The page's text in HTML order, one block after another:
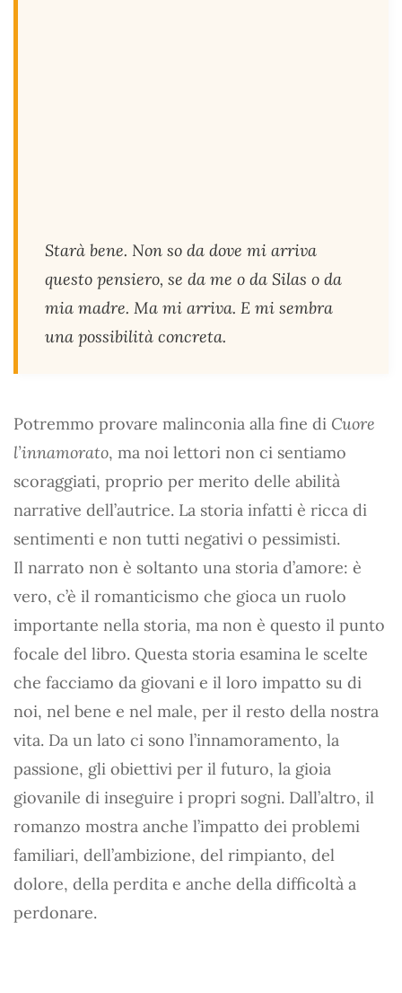
Starà bene. Non so da dove mi arriva
questo pensiero, se da me o da Silas o da
mia madre. Ma mi arriva. E mi sembra
una possibilità concreta.
Potremmo provare malinconia alla fine di Cuore
l’innamorato, ma noi lettori non ci sentiamo
scoraggiati, proprio per merito delle abilità
narrative dell’autrice. La storia infatti è ricca di
sentimenti e non tutti negativi o pessimisti.
Il narrato non è soltanto una storia d’amore: è
vero, c’è il romanticismo che gioca un ruolo
importante nella storia, ma non è questo il punto
focale del libro. Questa storia esamina le scelte
che facciamo da giovani e il loro impatto su di
noi, nel bene e nel male, per il resto della nostra
vita. Da un lato ci sono l’innamoramento, la
passione, gli obiettivi per il futuro, la gioia
giovanile di inseguire i propri sogni. Dall’altro, il
romanzo mostra anche l’impatto dei problemi
familiari, dell’ambizione, del rimpianto, del
dolore, della perdita e anche della difficoltà a
perdonare.